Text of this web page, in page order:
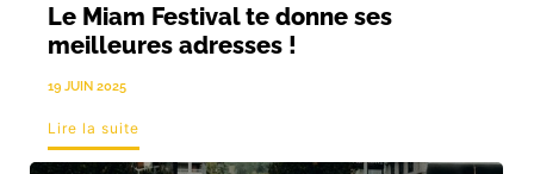
Le Miam Festival te donne ses
meilleures adresses !
19 JUIN 2025
Lire la suite